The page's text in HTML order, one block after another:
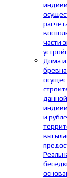
части
Дома
бревна
и